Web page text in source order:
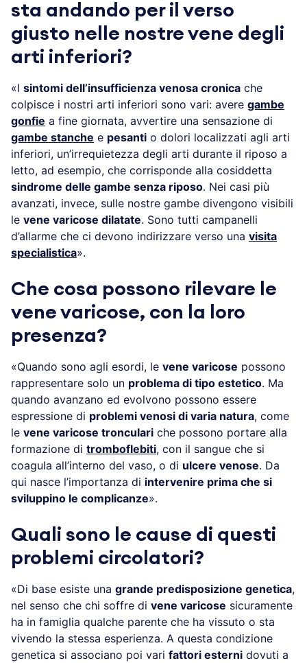
sta andando per il verso
giusto nelle nostre vene degli
arti inferiori?
«I sintomi dell’insufficienza venosa cronica che
colpisce i nostri arti inferiori sono vari: avere gambe
gonfie a fine giornata, avvertire una sensazione di
gambe stanche e pesanti o dolori localizzati agli arti
inferiori, un’irrequietezza degli arti durante il riposo a
letto, ad esempio, che corrisponde alla cosiddetta
sindrome delle gambe senza riposo. Nei casi più
avanzati, invece, sulle nostre gambe divengono visibili
le vene varicose dilatate. Sono tutti campanelli
d’allarme che ci devono indirizzare verso una visita
specialistica».
Che cosa possono rilevare le
vene varicose, con la loro
presenza?
«Quando sono agli esordi, le vene varicose possono
rappresentare solo un problema di tipo estetico. Ma
quando avanzano ed evolvono possono essere
espressione di problemi venosi di varia natura, come
le vene varicose tronculari che possono portare alla
formazione di tromboflebiti, con il sangue che si
coagula all’interno del vaso, o di ulcere venose. Da
qui nasce l’importanza di intervenire prima che si
sviluppino le complicanze».
Quali sono le cause di questi
problemi circolatori?
«Di base esiste una grande predisposizione genetica,
nel senso che chi soffre di vene varicose sicuramente
ha in famiglia qualche parente che ha vissuto o sta
vivendo la stessa esperienza. A questa condizione
genetica si associano poi vari fattori esterni dovuti a